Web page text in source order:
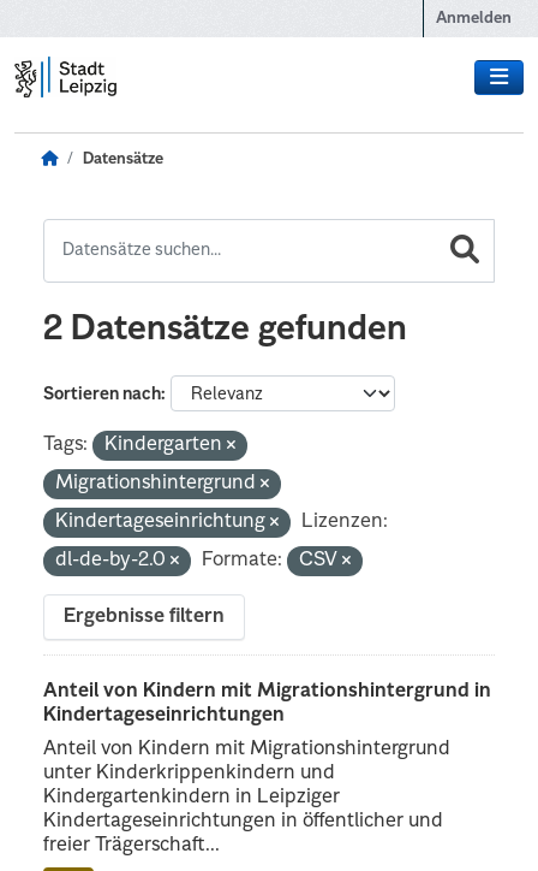
Anmelden
Datensätze
2 Datensätze gefunden
Sortieren nach
Tags:
Kindergarten
Migrationshintergrund
Kindertageseinrichtung
Lizenzen:
dl-de-by-2.0
Formate: CSV
Ergebnisse filtern
Anteil von Kindern mit Migrationshintergrund in
Kindertageseinrichtungen
Anteil von Kindern mit Migrationshintergrund
unter Kinderkrippenkindern und
Kindergartenkindern in Leipziger
Kindertageseinrichtungen in öffentlicher und
freier Trägerschaft...